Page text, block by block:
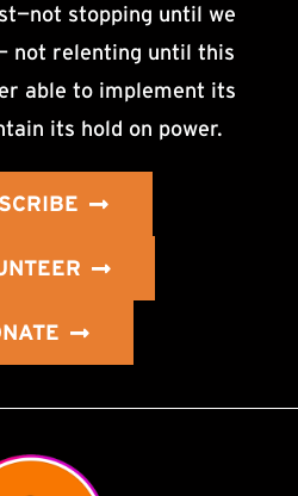
stopping until we
not relenting until this
able to implement its
its hold on power.